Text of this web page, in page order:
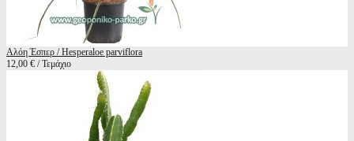
Αλόη Έσπερ / Hesperaloe parviflora
12,00 € / Τεμάχιο